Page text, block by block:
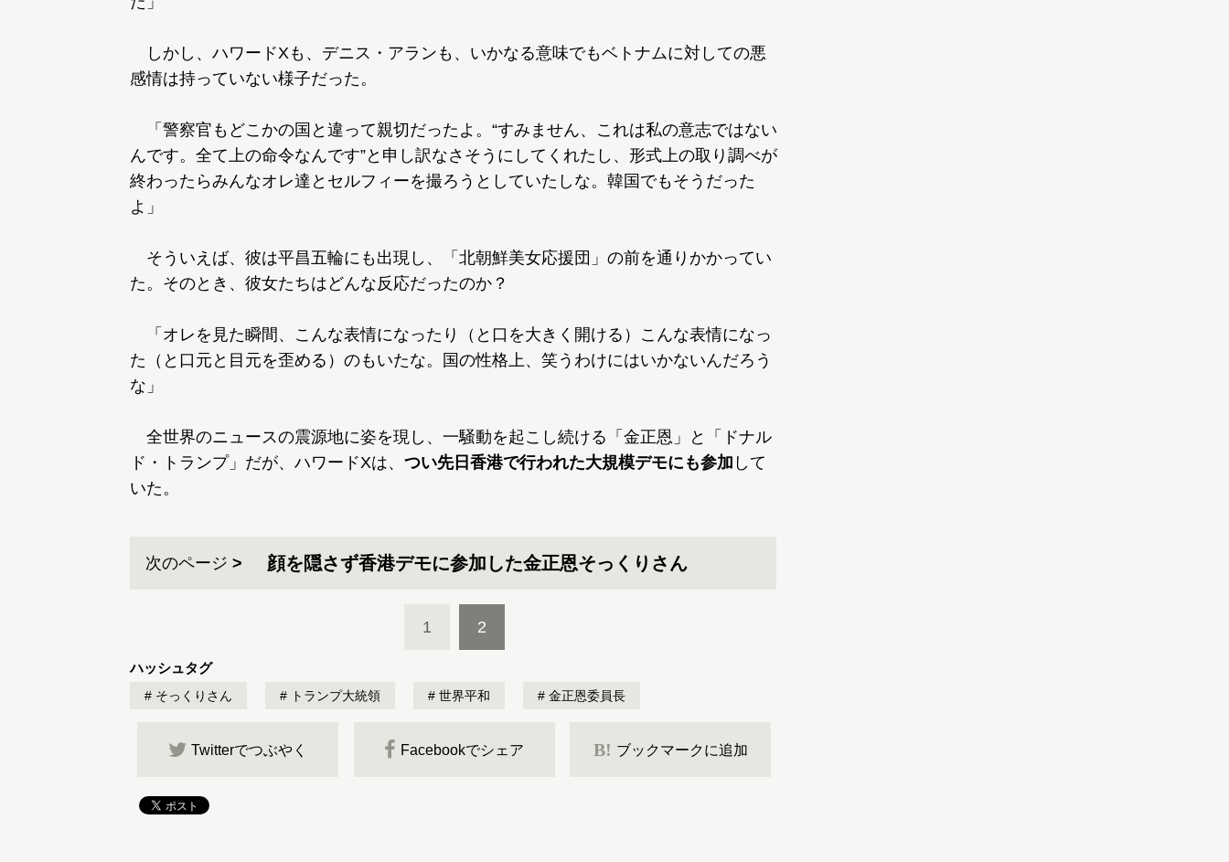
しかし、ハワードXも、デニス・アランも、いかなる意味でもベトナムに対しての悪
感情は持っていない様子だった。
「警察官もどこかの国と違って親切だったよ。“すみません、これは私の意志ではない
んです。全て上の命令なんです”と申し訳なさそうにしてくれたし、形式上の取り調べが
終わったらみんなオレ達とセルフィーを撮ろうとしていたしな。韓国でもそうだった
よ」
そういえば、彼は平昌五輪にも出現し、「北朝鮮美女応援団」の前を通りかかってい
た。そのとき、彼女たちはどんな反応だったのか？
「オレを見た瞬間、こんな表情になったり（と口を大きく開ける）こんな表情になっ
た（と口元と目元を歪める）のもいたな。国の性格上、笑うわけにはいかないんだろう
な」
全世界のニュースの震源地に姿を現し、一騒動を起こし続ける「金正恩」と「ドナル
ド・トランプ」だが、ハワードXは、 つい先日香港で行われた大規模デモにも参加 して
いた。
次のページ 顔を隠さず香港デモに参加した金正恩そっくりさん
1 2
ハッシュタグ
そっくりさん トランプ大統領 世界平和 金正恩委員長
Twitterでつぶやく Facebookでシェア B! ブックマークに追加